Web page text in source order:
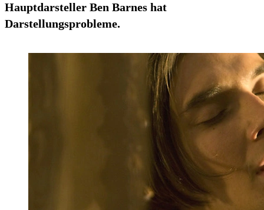
Hauptdarsteller Ben Barnes hat
Darstellungsprobleme.